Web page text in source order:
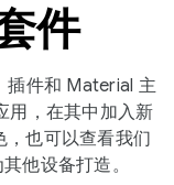
件
插件和 Material 主
用，在其中加入新
，也可以查看我们
其他设备打造。